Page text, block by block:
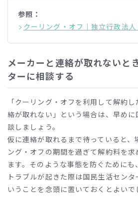
参照：
クーリング・オフ｜独立行政法
メーカーと連絡が取れないと
ターに相談する
「クーリング・オフを利用して解約
絡が取れない」という場合は、早め
談しましょう。
仮に連絡が取れるまで待っていると、
ング・オフの期間を過ぎて解約料を求
ます。そのような事態を防ぐために
トラブルが起きた際は国民生活セン
いうことを念頭に置いておくとよいで